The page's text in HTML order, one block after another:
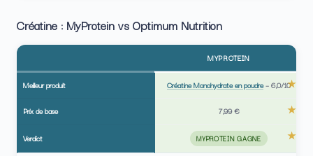
Créatine : MyProtein vs Optimum Nutrition
MYPROTEIN
Meilleur produit Créatine Monohydrate en poudre–6,0/10
Prix de base 7,99 €
Verdict MYPROTEIN GAGNE